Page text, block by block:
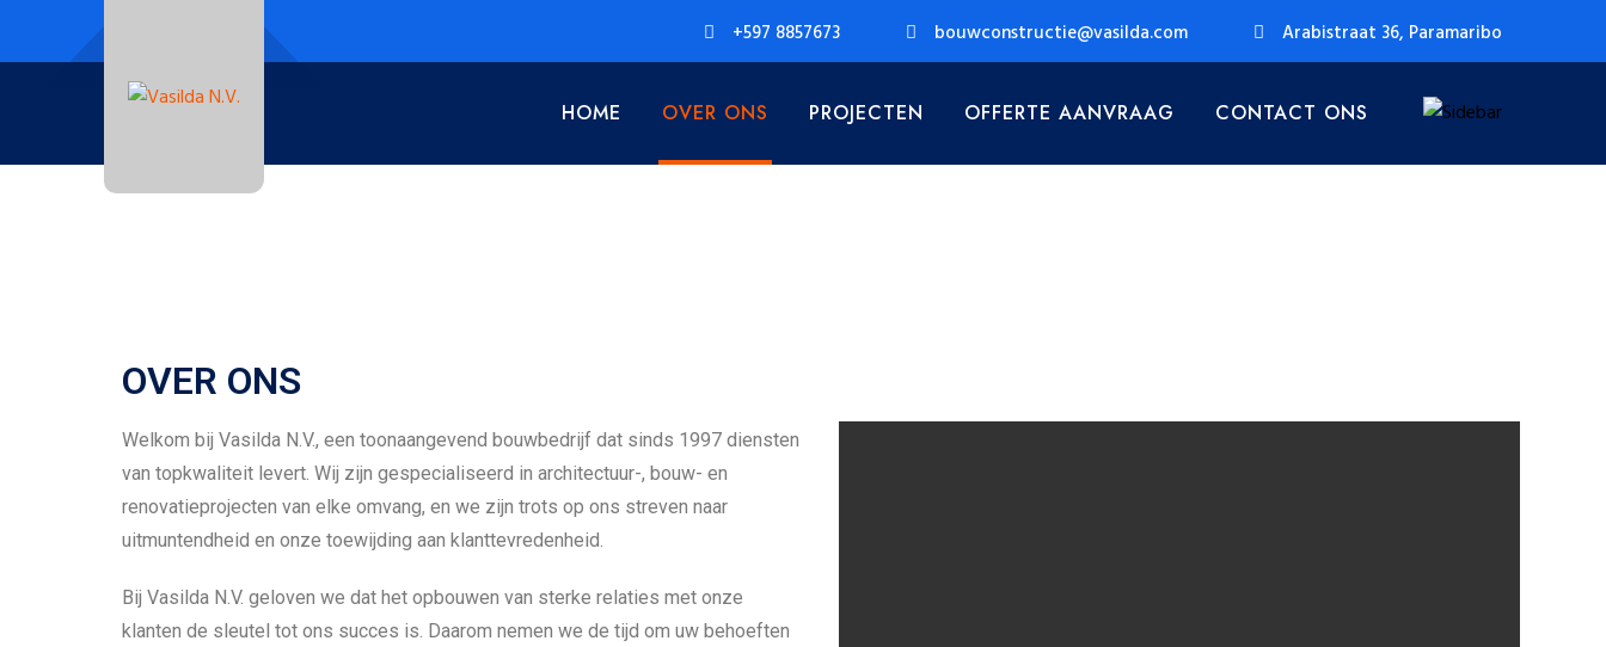
+597 8857673 bouwconstructie@vasilda.com Arabistraat 36, Paramaribo
HOME OVER ONS PROJECTEN OFFERTE AANVRAAG CONTACT ONS
OVER ONS
Welkom bij Vasilda N.V., een toonaangevend bouwbedrijf dat sinds 1997 diensten
van topkwaliteit levert. Wij zijn gespecialiseerd in architectuur-, bouw- en
renovatieprojecten van elke omvang, en we zijn trots op ons streven naar
uitmuntendheid en onze toewijding aan klanttevredenheid.
Bij Vasilda N.V. geloven we dat het opbouwen van sterke relaties met onze
klanten de sleutel tot ons succes is. Daarom nemen we de tijd om uw behoeften